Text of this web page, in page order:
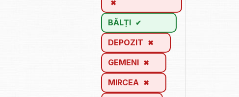
BĂLȚI
DEPOZIT
GEMENI
MIRCEA